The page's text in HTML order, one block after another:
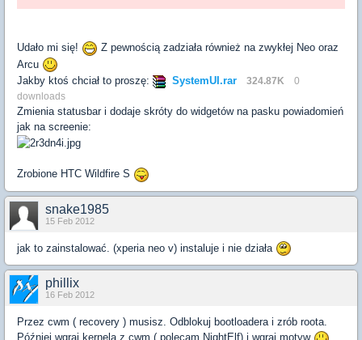
Udało mi się!
Z pewnością zadziała również na zwykłej Neo oraz
Arcu
Jakby ktoś chciał to proszę:
SystemUI.rar 324.87K
0
downloads
Zmienia statusbar i dodaje skróty do widgetów na pasku powiadomień
jak na screenie:
Zrobione HTC Wildfire S
snake1985
15 Feb 2012
jak to zainstalować. (xperia neo v) instaluje i nie działa
phillix
16 Feb 2012
Przez cwm ( recovery ) musisz. Odblokuj bootloadera i zrób roota.
Później wgraj kernela z cwm ( polecam NightElf) i wgraj motyw